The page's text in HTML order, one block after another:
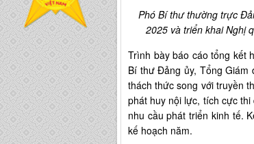
Phó Bí thư thường trực
2025 và triển khai Nghị
Trình bày báo cáo tổng kết
Bí thư Đảng ủy, Tổng Giám
thách thức song với truyền
phát huy nội lực, tích cực
nhu cầu phát triển kinh tế.
kế hoạch năm.